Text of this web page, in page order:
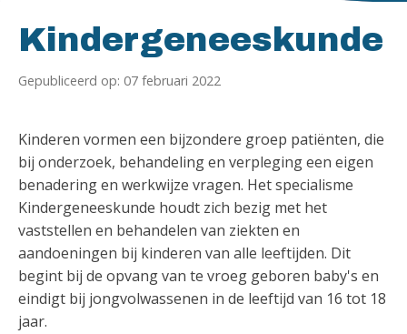
Homepagina
Kindergeneeskunde
Gepubliceerd op: 07 februari 2022
Kinderen vormen een bijzondere groep patiënten, die
bij onderzoek, behandeling en verpleging een eigen
benadering en werkwijze vragen. Het specialisme
Kindergeneeskunde houdt zich bezig met het
vaststellen en behandelen van ziekten en
aandoeningen bij kinderen van alle leeftijden. Dit
begint bij de opvang van te vroeg geboren baby's en
eindigt bij jongvolwassenen in de leeftijd van 16 tot 18
jaar.